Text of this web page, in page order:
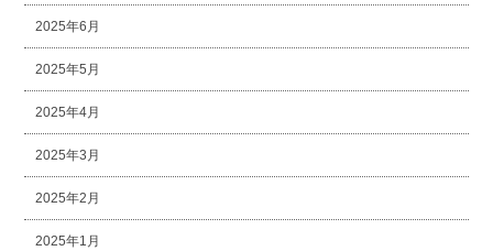
2025年6月
2025年5月
2025年4月
2025年3月
2025年2月
2025年1月